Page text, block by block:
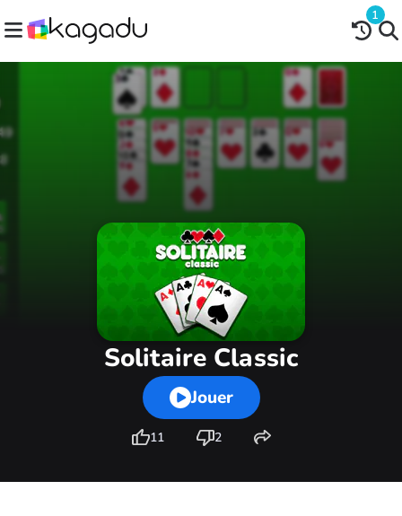
1
Solitaire Classic
Jouer
11 2